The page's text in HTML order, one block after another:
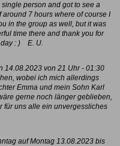
person and got to see a
7 hours where of course I
in the group as well, but it was
time there and thank you for
day : ) E. U.
14.08.2023 von 21 Uhr - 01:30
wobei ich mich allerdings
Emma und mein Sohn Karl
gerne noch länger geblieben,
für uns alle ein unvergessliches
auf Montag 13.08.2023 bis